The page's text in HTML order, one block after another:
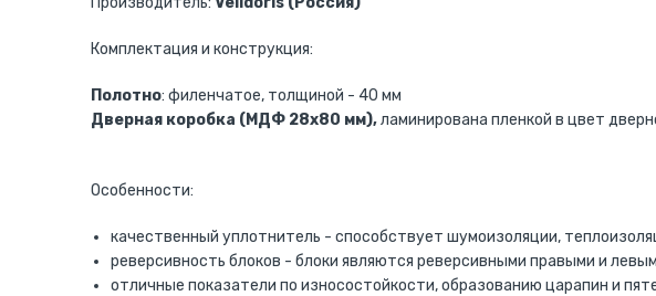
Комплектация и конструкция:
Полотно: филенчатое, толщиной - 40 мм
Дверная коробка (МДФ 28х80 мм),ламинирована пленкой в цвет
Особенности:
качественный уплотнитель - способствует шумоизоляции,
реверсивность блоков - блоки являются реверсивными правыми и
отличные показатели по износостойкости, образованию царапин и